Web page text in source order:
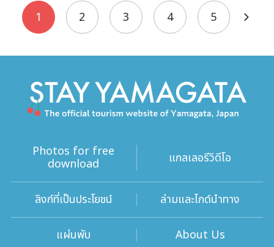
1 2 3 4 5
Photos for free
download แกลเลอรีวิดีโอ
ลิงก์ที่เป็นประโยชน์ ล่ามและไกด์นำทาง
แผ่นพับ About Us